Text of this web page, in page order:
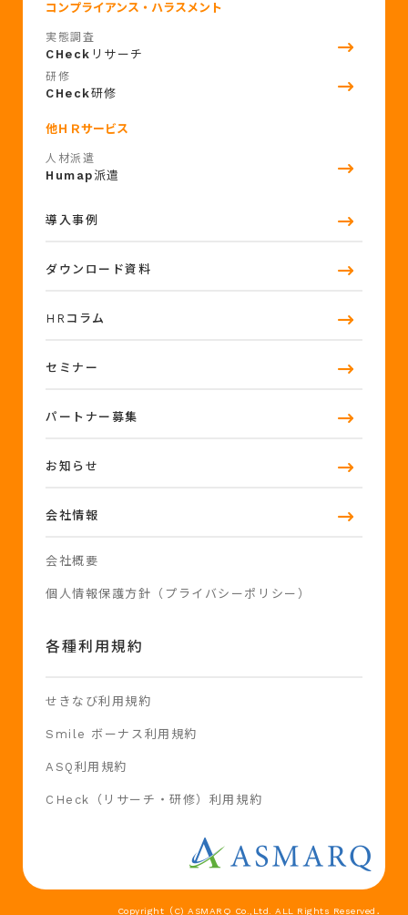
コンプライアンス・ハラスメント
実態調査
CHeck リサーチ
研修
CHeck研修
他ＨＲサービス
人材派遣
Humap 派遣
導入事例
ダウンロード資料
HRコラム
セミナー
パートナー募集
お知らせ
会社情報
会社概要
個人情報保護方針（プライバシーポリシー）
各種利用規約
せきなび利用規約
Smile ボーナス利用規約
ASQ利用規約
CHeck（リサーチ・研修）利用規約
Copyright（C) ASMARQ Co.,Ltd. ALL Rights Reserved．